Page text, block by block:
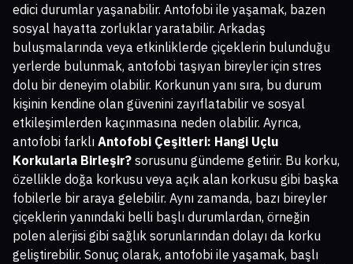
edici durumlar yaşanabilir. Antofobi ile yaşamak, bazen
sosyal hayatta zorluklar yaratabilir. Arkadaş
buluşmalarında veya etkinliklerde çiçeklerin bulunduğu
yerlerde bulunmak, antofobi taşıyan bireyler için stres
dolu bir deneyim olabilir. Korkunun yanı sıra, bu durum
kişinin kendine olan güvenini zayıflatabilir ve sosyal
etkileşimlerden kaçınmasına neden olabilir. Ayrıca,
antofobi farklı Antofobi Çeşitleri: Hangi Uçlu
Korkularla Birleşir? sorusunu gündeme getirir. Bu korku,
özellikle doğa korkusu veya açık alan korkusu gibi başka
fobilerle bir araya gelebilir. Aynı zamanda, bazı bireyler
çiçeklerin yanındaki belli başlı durumlardan, örneğin
polen alerjisi gibi sağlık sorunlarından dolayı da korku
geliştirebilir. Sonuç olarak, antofobi ile yaşamak, başlı